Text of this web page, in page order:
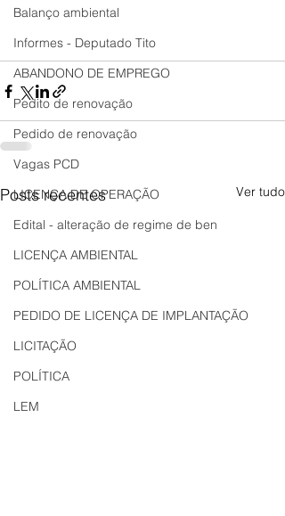
Balanço ambiental
Informes - Deputado Tito
ABANDONO DE EMPREGO
Pedito de renovação
Pedido de renovação
Vagas PCD
LICENÇA DE OPERAÇÃO
Edital - alteração de regime de ben
LICENÇA AMBIENTAL
POLÍTICA AMBIENTAL
PEDIDO DE LICENÇA DE IMPLANTAÇÃO
LICITAÇÃO
POLÍTICA
LEM
Posts recentes Ver tudo